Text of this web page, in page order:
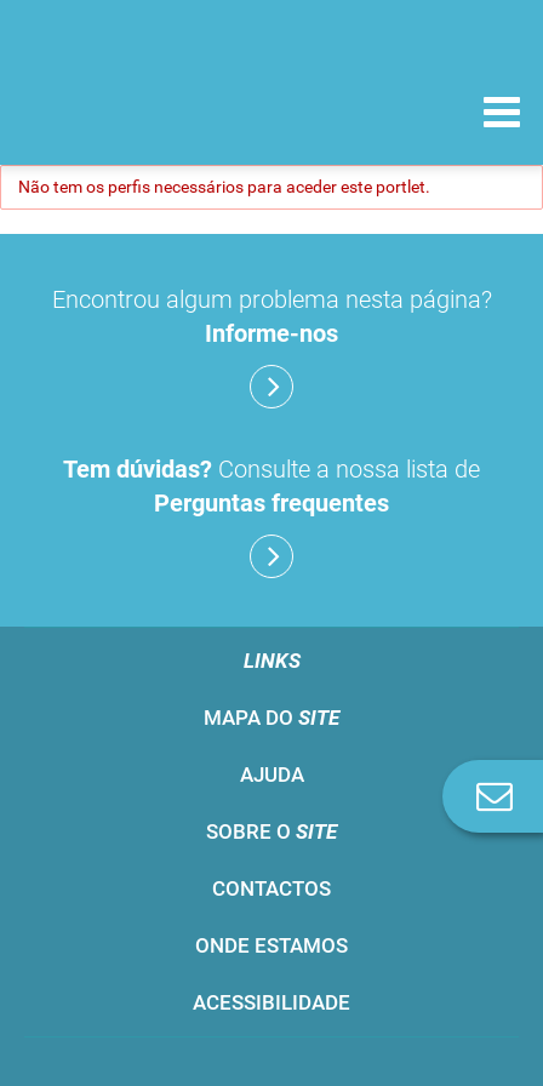
Não tem os perfis necessários para aceder este portlet.
Encontrou algum problema nesta página?
Informe-nos
Tem dúvidas? Consulte a nossa lista de
Perguntas frequentes
LINKS
MAPA DO SITE
AJUDA
SOBRE O SITE
CONTACTOS
ONDE ESTAMOS
ACESSIBILIDADE